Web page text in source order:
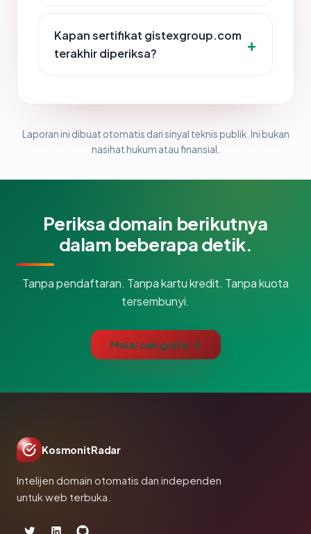
Kapan sertifikat gistexgroup.com
terakhir diperiksa?
Laporan ini dibuat otomatis dari sinyal teknis publik. Ini bukan
nasihat hukum atau finansial.
Periksa domain berikutnya
dalam beberapa detik.
Tanpa pendaftaran. Tanpa kartu kredit. Tanpa kuota
tersembunyi.
Mulai cek gratis →
KosmonitRadar
Intelijen domain otomatis dan independen
untuk web terbuka.